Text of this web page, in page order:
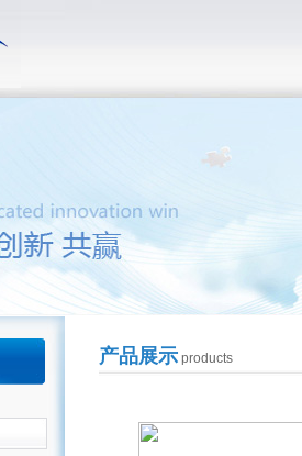
产品展示products